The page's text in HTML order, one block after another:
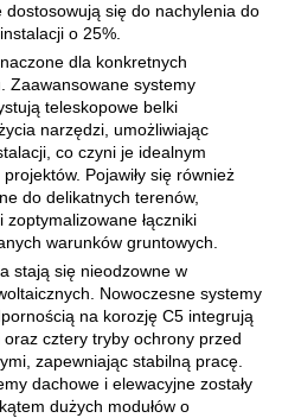
się do nachylenia do
o 25%.
dla konkretnych
Zaawansowane systemy
teleskopowe belki
narzędzi, umożliwiając
co czyni je idealnym
Pojawiły się również
do delikatnych terenów,
łączniki
warunków gruntowych.
stają się nieodzowne w
Nowoczesne systemy
na korozję C5 integrują
cztery tryby ochrony przed
zapewniając stabilną pracę.
dachowe i elewacyjne zostały
dużych modułów o